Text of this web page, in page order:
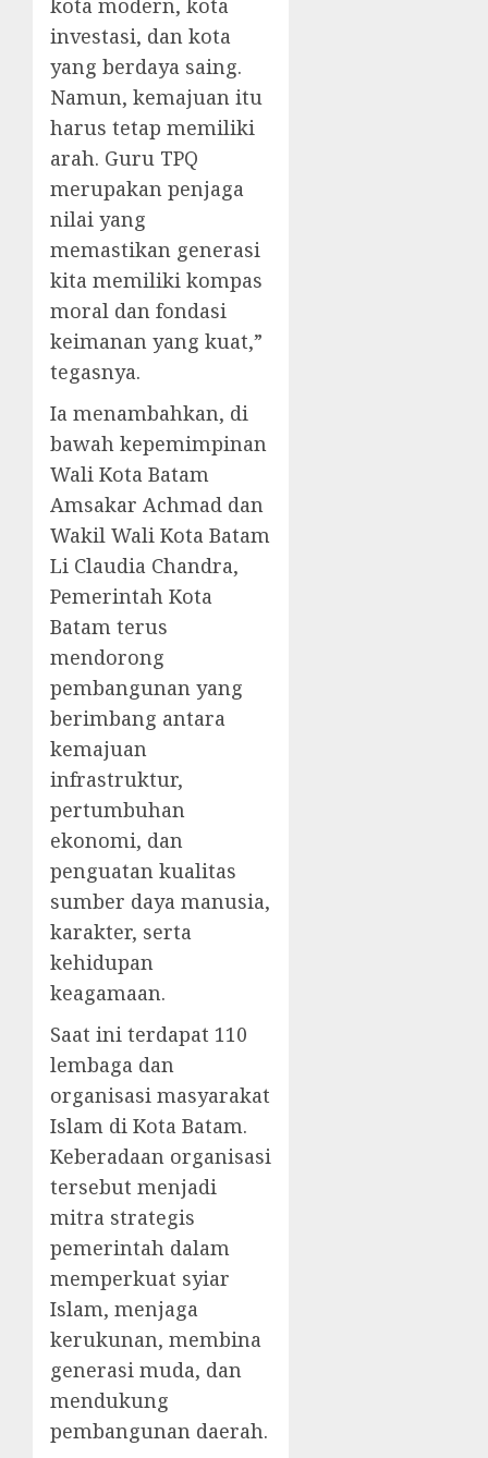
kota modern, kota
investasi, dan kota
yang berdaya saing.
Namun, kemajuan itu
harus tetap memiliki
arah. Guru TPQ
merupakan penjaga
nilai yang
memastikan generasi
kita memiliki kompas
moral dan fondasi
keimanan yang kuat,”
tegasnya.
Ia menambahkan, di
bawah kepemimpinan
Wali Kota Batam
Amsakar Achmad dan
Wakil Wali Kota Batam
Li Claudia Chandra,
Pemerintah Kota
Batam terus
mendorong
pembangunan yang
berimbang antara
kemajuan
infrastruktur,
pertumbuhan
ekonomi, dan
penguatan kualitas
sumber daya manusia,
karakter, serta
kehidupan
keagamaan.
Saat ini terdapat 110
lembaga dan
organisasi masyarakat
Islam di Kota Batam.
Keberadaan organisasi
tersebut menjadi
mitra strategis
pemerintah dalam
memperkuat syiar
Islam, menjaga
kerukunan, membina
generasi muda, dan
mendukung
pembangunan daerah.